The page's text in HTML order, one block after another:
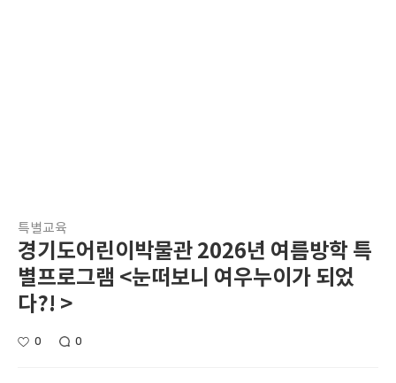
특별교육
경기도어린이박물관 2026년 여름방학 특
별프로그램 <눈떠보니 여우누이가 되었
다?! >
0 0